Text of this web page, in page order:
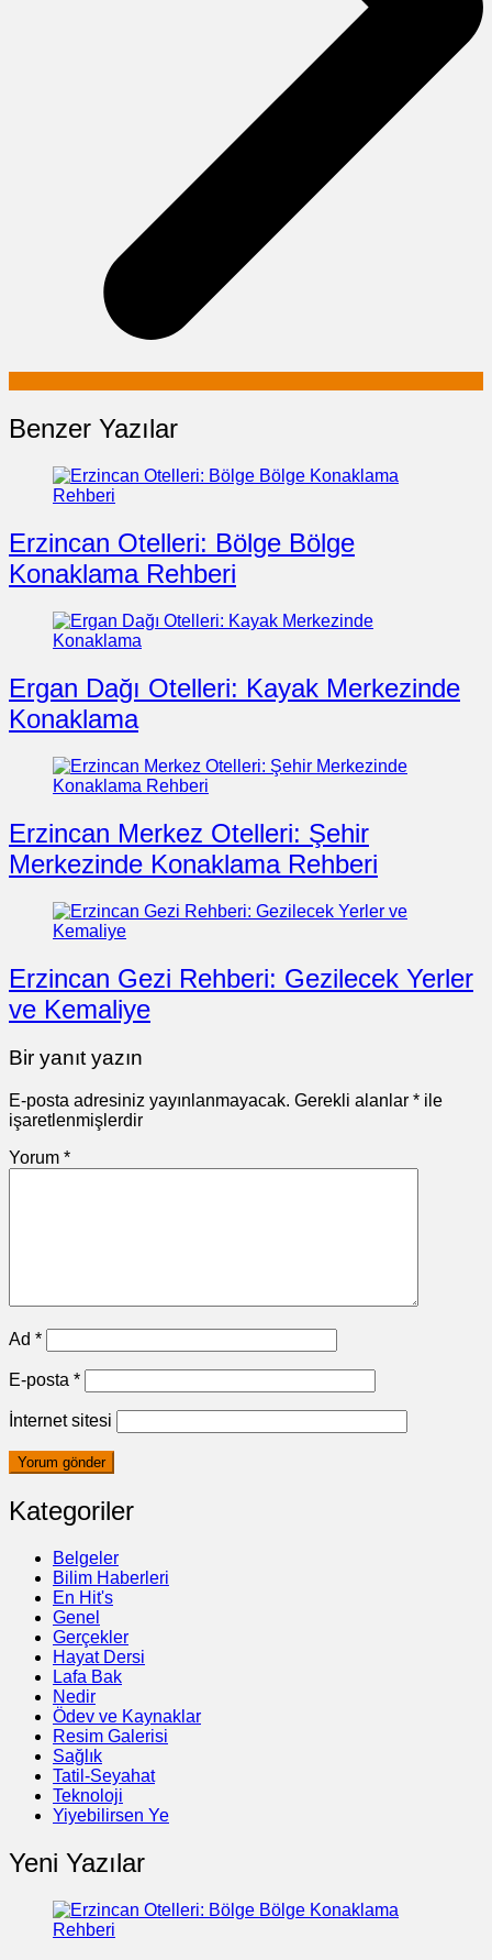
Benzer Yazılar
Erzincan Otelleri: Bölge Bölge
Konaklama Rehberi
Ergan Dağı Otelleri: Kayak Merkezinde
Konaklama
Erzincan Merkez Otelleri: Şehir
Merkezinde Konaklama Rehberi
Erzincan Gezi Rehberi: Gezilecek Yerler
ve Kemaliye
Bir yanıt yazın
E-posta adresiniz yayınlanmayacak. Gerekli alanlar * ile
işaretlenmişlerdir
Yorum *
Ad *
E-posta *
İnternet sitesi
Kategoriler
Belgeler
Bilim Haberleri
En Hit's
Genel
Gerçekler
Hayat Dersi
Lafa Bak
Nedir
Ödev ve Kaynaklar
Resim Galerisi
Sağlık
Tatil-Seyahat
Teknoloji
Yiyebilirsen Ye
Yeni Yazılar